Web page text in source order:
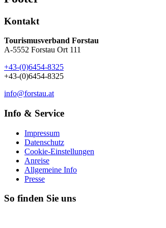
Kontakt
Tourismusverband Forstau
A-5552 Forstau Ort 111
+43-(0)6454-8325
+43-(0)6454-8325
info@forstau.at
Info & Service
Impressum
Datenschutz
Cookie-Einstellungen
Anreise
Allgemeine Info
Presse
So finden Sie uns